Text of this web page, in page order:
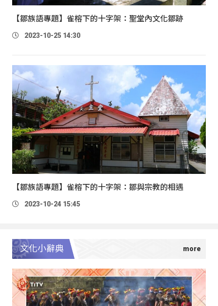
【鄒族語專題】雀榕下的十字架：聖堂內文化鄒跡
2023-10-25 14:30
【鄒族語專題】雀榕下的十字架：鄒與宗教的相遇
2023-10-24 15:45
文化小辭典